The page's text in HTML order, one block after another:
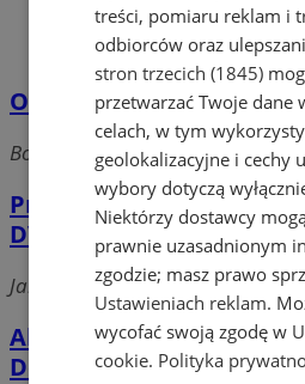
Ośrodek Szkolenia
Boczna, 44-240 Żory
Przedsiębiorstwo
DVZ Adam Zagrodnik
Jarzębinowa, 44-240 Żory
Akademia Rozwoju
Dorota Smolorz
treści, pomiaru reklam i
odbiorców oraz
stron trzecich (1845)
przetwarzać Twoje dane
celach, w tym
geolokalizacyjne i cechy
wybory dotyczą
Niektórzy dostawcy
prawnie uzasadnionym
zgodzie; masz prawo
Ustawieniach reklam.
wycofać swoją zgodę w
cookie. Polityka